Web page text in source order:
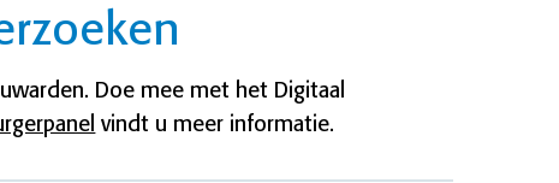
Doe mee met het Digitaal
vindt u meer informatie.